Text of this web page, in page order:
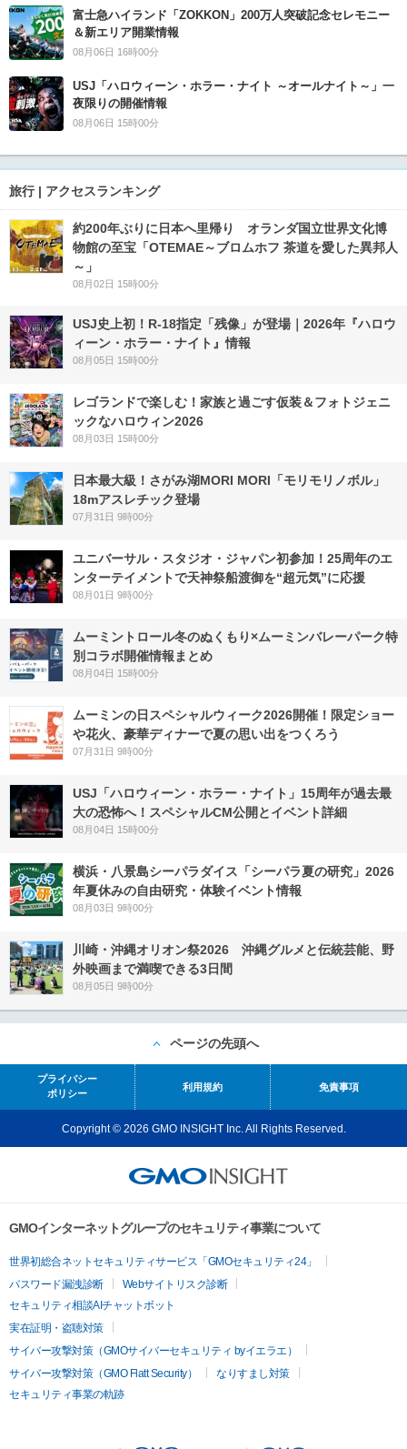
富士急ハイランド「ZOKKON」200万人突破記念セレモニー
＆新エリア開業情報
08月06日 16時00分
USJ「ハロウィーン・ホラー・ナイト ～オールナイト～」一
夜限りの開催情報
08月06日 15時00分
旅行 | アクセスランキング
約200年ぶりに日本へ里帰り オランダ国立世界文化博
物館の至宝「OTEMAE～ブロムホフ 茶道を愛した異邦人
～」
08月02日 15時00分
USJ史上初！R-18指定「残像」が登場｜2026年『ハロウ
ィーン・ホラー・ナイト』情報
08月05日 15時00分
レゴランドで楽しむ！家族と過ごす仮装＆フォトジェニ
ックなハロウィン2026
08月03日 15時00分
日本最大級！さがみ湖MORI MORI「モリモリノボル」
18mアスレチック登場
07月31日 9時00分
ユニバーサル・スタジオ・ジャパン初参加！25周年のエ
ンターテイメントで天神祭船渡御を“超元気”に応援
08月01日 9時00分
ムーミントロール冬のぬくもり×ムーミンバレーパーク特
別コラボ開催情報まとめ
08月04日 15時00分
ムーミンの日スペシャルウィーク2026開催！限定ショー
や花火、豪華ディナーで夏の思い出をつくろう
07月31日 9時00分
USJ「ハロウィーン・ホラー・ナイト」15周年が過去最
大の恐怖へ！スペシャルCM公開とイベント詳細
08月04日 15時00分
横浜・八景島シーパラダイス「シーパラ夏の研究」2026
年夏休みの自由研究・体験イベント情報
08月03日 9時00分
川崎・沖縄オリオン祭2026 沖縄グルメと伝統芸能、野
外映画まで満喫できる3日間
08月05日 9時00分
ページの先頭へ
プライバシー
ポリシー
利用規約 免責事項
Copyright © 2026 GMO INSIGHT Inc. All Rights Reserved.
GMOインターネットグループのセキュリティ事業について
世界初総合ネットセキュリティサービス「GMOセキュリティ24」
パスワード漏洩診断
Webサイトリスク診断
セキュリティ相談AIチャットボット
実在証明・盗聴対策
サイバー攻撃対策（GMOサイバーセキュリティ byイエラエ）
サイバー攻撃対策（GMO Flatt Security）
なりすまし対策
セキュリティ事業の軌跡